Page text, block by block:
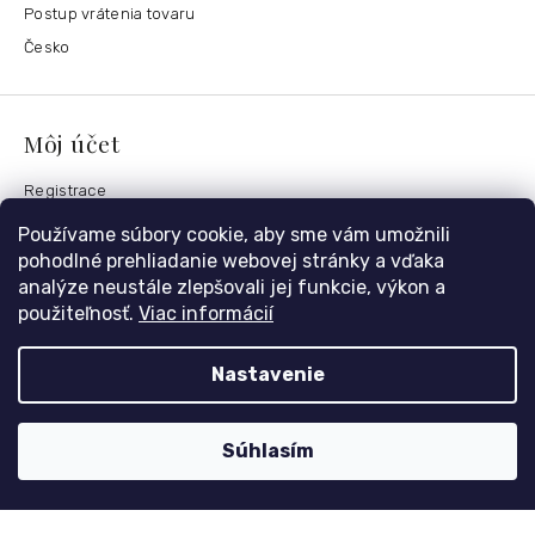
Používame súbory cookie, aby sme vám umožnili
pohodlné prehliadanie webovej stránky a vďaka
analýze neustále zlepšovali jej funkcie, výkon a
použiteľnosť. Viac informácií
Nastavenie
Súhlasím
Postup vrátenia tovaru
Česko
Môj účet
Registrace
Přihlášení
Historie objednávek
Kontaktujte nás
nolimit@dzinyodevy.cz